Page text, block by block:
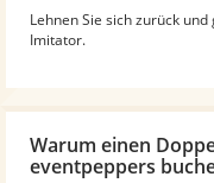
Lehnen Sie sich zurück
Imitator.
Warum einen
eventpeppers